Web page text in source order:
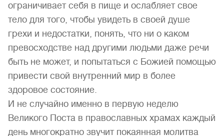
ограничивает себя в пище и ослабляет свое
тело для того, чтобы увидеть в своей душе
грехи и недостатки, понять, что ни о каком
превосходстве над другими людьми даже речи
быть не может, и попытаться с Божией помощью
привести свой внутренний мир в более
здоровое состояние.
И не случайно именно в первую неделю
Великого Поста в православных храмах каждый
день многократно звучит покаянная молитва